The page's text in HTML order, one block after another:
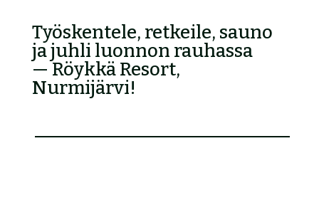
Työskentele, retkeile, sauno
ja juhli luonnon rauhassa
— Röykkä Resort,
Nurmijärvi!